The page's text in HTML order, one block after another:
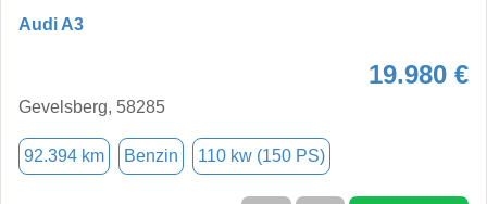
Audi A3
19.980 €
Gevelsberg, 58285
92.394 km Benzin 110 kw (150 PS)